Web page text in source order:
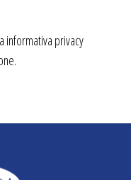
informativa privacy